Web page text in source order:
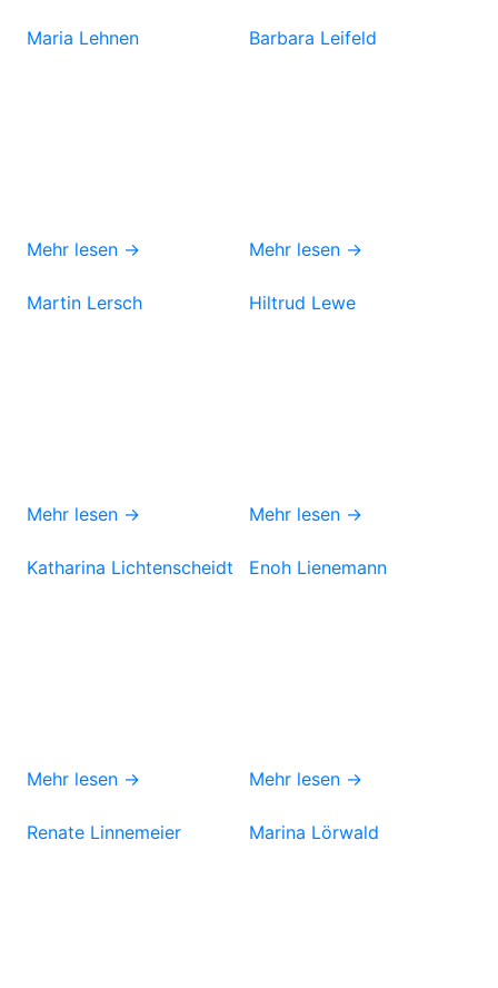
Maria Lehnen
Mehr lesen →
Barbara Leifeld
Mehr lesen →
Martin Lersch
Mehr lesen →
Hiltrud Lewe
Mehr lesen →
Katharina Lichtenscheidt
Mehr lesen →
Enoh Lienemann
Mehr lesen →
Renate Linnemeier Marina Lörwald